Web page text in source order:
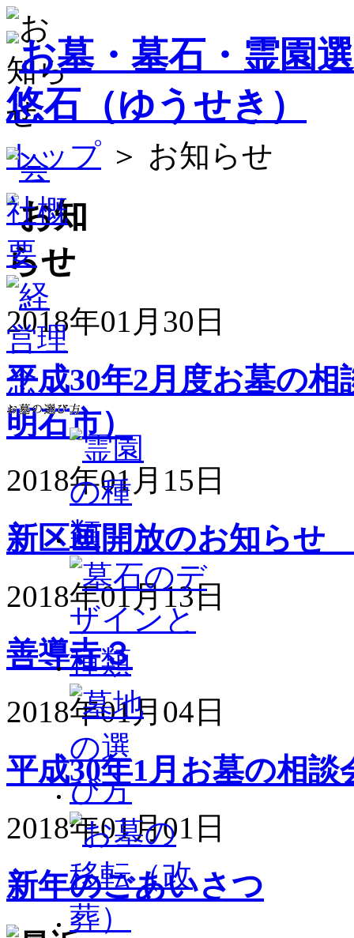
トップ ＞ お知らせ
2018年01月30日
平成30年2月度お墓の
明石市）
2018年01月15日
新区画開放のお知らせ
2018年01月13日
善導寺３
2018年01月04日
平成30年1月お墓の相
2018年01月01日
新年のごあいさつ